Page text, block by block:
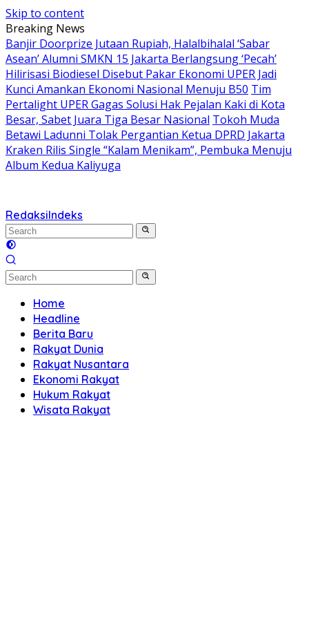
Skip to content
Breaking News
Banjir Doorprize Jutaan Rupiah, Halalbihalal ‘Sabar
Asean’ Alumni SMKN 15 Jakarta Berlangsung ‘Pecah’
Hilirisasi Biodiesel Disebut Pakar Ekonomi UPER Jadi
Kunci Amankan Ekonomi Nasional Menuju B50 Tim
Pertalight UPER Gagas Solusi Hak Pejalan Kaki di Kota
Besar, Sabet Juara Tiga Besar Nasional Tokoh Muda
Betawi Ladunni Tolak Pergantian Ketua DPRD Jakarta
Kraken Rilis Single “Kalam Menikam”, Pembuka Menuju
Album Kedua Kaliyuga
RedaksiIndeks
Home
Headline
Berita Baru
Rakyat Dunia
Rakyat Nusantara
Ekonomi Rakyat
Hukum Rakyat
Wisata Rakyat